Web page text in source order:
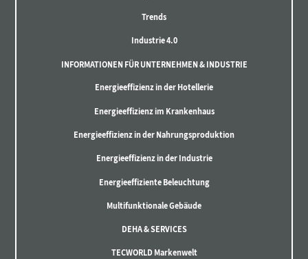
Trends
Industrie 4.0
INFORMATIONEN FÜR UNTERNEHMEN & INDUSTRIE
Energieeffizienz in der Hotellerie
Energieeffizienz im Krankenhaus
Energieeffizienz in der Nahrungsproduktion
Energieeffizienz in der Industrie
Energieeffiziente Beleuchtung
Multifunktionale Gebäude
DEHA & SERVICES
TECWORLD Markenwelt